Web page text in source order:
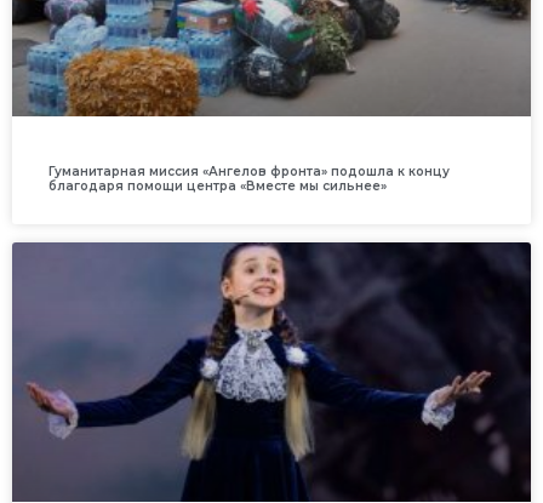
Гуманитарная миссия «Ангелов фронта» подошла к концу
благодаря помощи центра «Вместе мы сильнее»